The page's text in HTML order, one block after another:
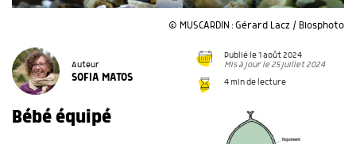
© MUSCARDIN : Gérard Lacz / Biosphoto
Auteur
SOFIA MATOS
Publié le 1 août 2024
Mis à jour le 25 juillet 2024
4 min de lecture
Bébé équipé